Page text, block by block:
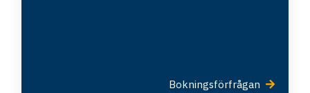
Bokningsförfrågan